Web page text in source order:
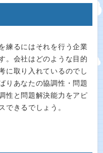
練るにはそれを行う企業
。会社はどのような目的
に取り入れているのでし
りあなたの協調性・問題
性と問題解決能力をアピ
できるでしょう。